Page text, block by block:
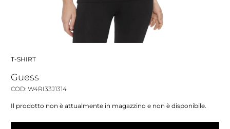
T-SHIRT
Guess
COD: W4RI33J1314
Il prodotto non è attualmente in magazzino e non è disponibile.